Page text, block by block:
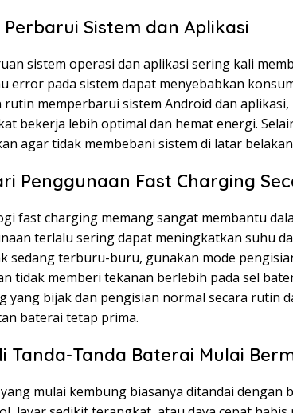
Perbarui Sistem dan Aplikasi
sistem operasi dan aplikasi sering kali
error pada sistem dapat menyebabkan
rutin memperbarui sistem Android dan
bekerja lebih optimal dan hemat energi.
agar tidak membebani sistem di latar
Penggunaan Fast Charging
fast charging memang sangat membantu
terlalu sering dapat meningkatkan suhu
sedang terburu-buru, gunakan mode
tidak memberi tekanan berlebih pada sel
yang bijak dan pengisian normal secara rutin
baterai tetap prima.
Tanda-Tanda Baterai Mulai
mulai kembung biasanya ditandai dengan